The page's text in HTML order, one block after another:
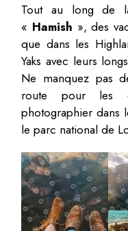
Tout au long de
« Hamish », des
que dans les
Yaks avec leurs
Ne manquez pas
route pour les
photographier dans
le parc national de